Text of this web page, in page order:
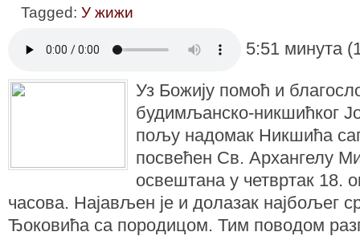
Tagged: У жижи
5:51 минута
Уз Божију помоћ и
будимљанско-никшићког
пољу надомак Никшића
посвећен Св. Архангелу
освештана у четвртак 18.
часова. Најављен је и долазак најбољег
Ђоковића са породицом. Тим поводом